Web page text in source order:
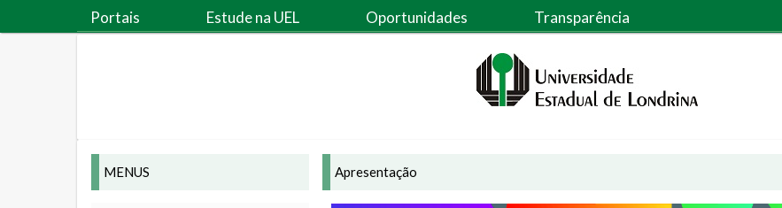
Portais Estude na UEL Oportunidades Transparência
MENUS Apresentação